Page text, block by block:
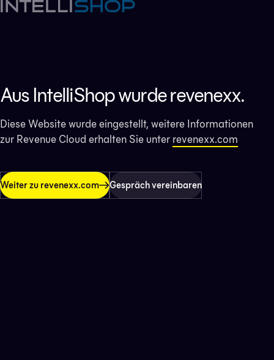
Aus IntelliShop wurde revenexx.
Diese Website wurde eingestellt, weitere Informationen
zur Revenue Cloud erhalten Sie unter revenexx.com
Weiter zu revenexx.com Gespräch vereinbaren